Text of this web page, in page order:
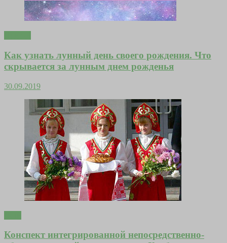
Как узнать лунный день своего рождения. Что
скрывается за лунным днем рожденья
30.09.2019
Конспект интегрированной непосредственно-